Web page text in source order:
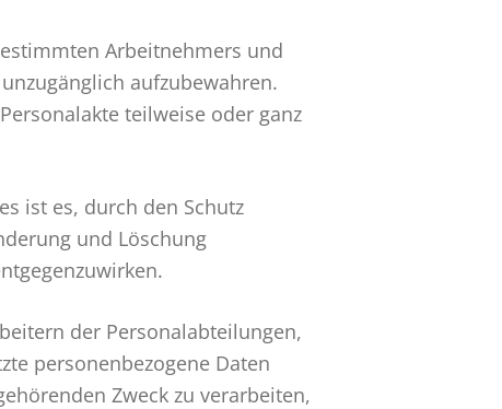
Arbeitnehmers und
aufzubewahren.
teilweise oder ganz
ist es, durch den Schutz
und Löschung
der Personalabteilungen,
personenbezogene Daten
Zweck zu verarbeiten,